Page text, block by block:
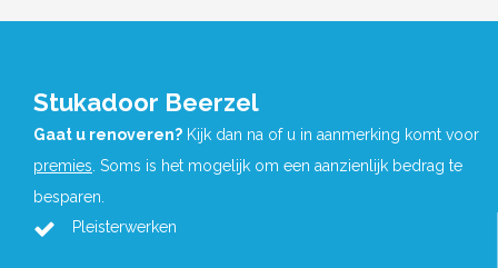
Stukadoor Beerzel
Gaat u renoveren? Kijk dan na of u in aanmerking komt voor
premies. Soms is het mogelijk om een aanzienlijk bedrag te
besparen.
Pleisterwerken